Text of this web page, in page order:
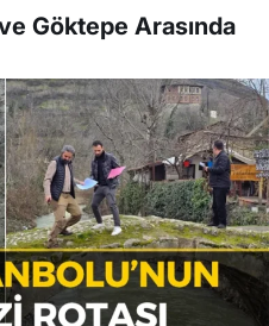
Göktepe Arasında